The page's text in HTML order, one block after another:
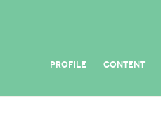
PROFILE CONTENT